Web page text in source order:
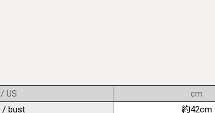
US cm
/ bust
約42cm